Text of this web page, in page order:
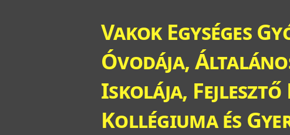
Vakok Egységes
Óvodája,
Iskolája, Fejlesztő
Kollégiuma és